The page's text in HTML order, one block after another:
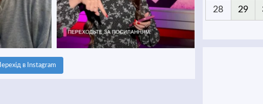
Перехід в Instagram
28 29